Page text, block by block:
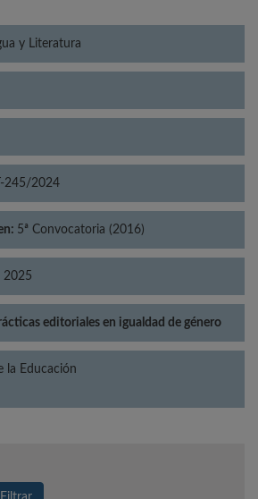
y Literatura
245/2024
5ª Convocatoria (2016)
2025
editoriales en igualdad de género
la Educación